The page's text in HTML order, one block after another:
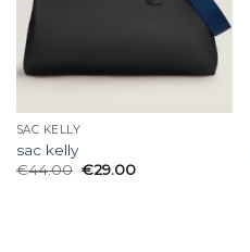
SAC KELLY
sac kelly
€44.00 €29.00